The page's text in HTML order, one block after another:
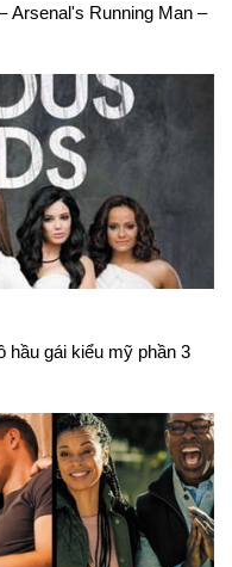
Arsenal's Running Man –
hầu gái kiểu mỹ phần 3